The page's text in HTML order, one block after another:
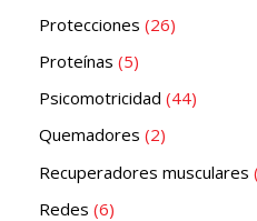
Protecciones 26
Proteínas 5
Psicomotricidad 44
Quemadores 2
Recuperadores musculares
Redes 6